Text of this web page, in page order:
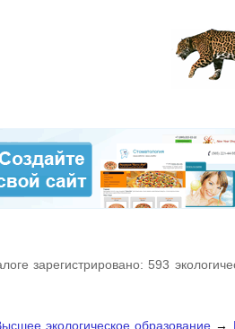
зарегистрировано: 593
экологическое образование →